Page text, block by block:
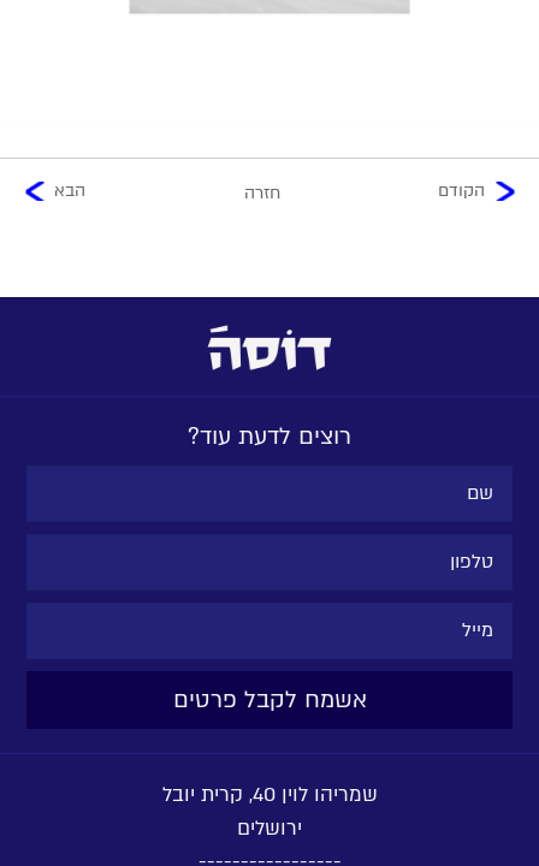
הקודם חזרה הבא
רוצים לדעת עוד?
שמריהו לוין 40, קרית יובל
ירושלים